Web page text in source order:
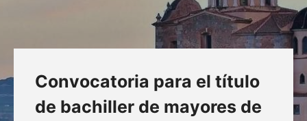
Convocatoria para el título
de bachiller de mayores de